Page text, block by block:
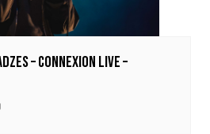
– Connexion Live –